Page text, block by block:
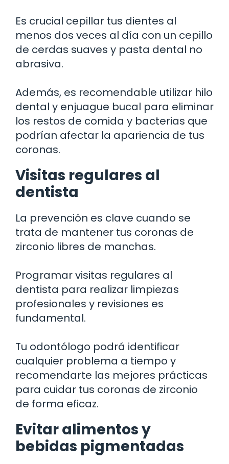
Es crucial cepillar tus dientes al
menos dos veces al día con un cepillo
de cerdas suaves y pasta dental no
abrasiva.
Además, es recomendable utilizar hilo
dental y enjuague bucal para eliminar
los restos de comida y bacterias que
podrían afectar la apariencia de tus
coronas.
Visitas regulares al
dentista
La prevención es clave cuando se
trata de mantener tus coronas de
zirconio libres de manchas.
Programar visitas regulares al
dentista para realizar limpiezas
profesionales y revisiones es
fundamental.
Tu odontólogo podrá identificar
cualquier problema a tiempo y
recomendarte las mejores prácticas
para cuidar tus coronas de zirconio
de forma eficaz.
Evitar alimentos y
bebidas pigmentadas